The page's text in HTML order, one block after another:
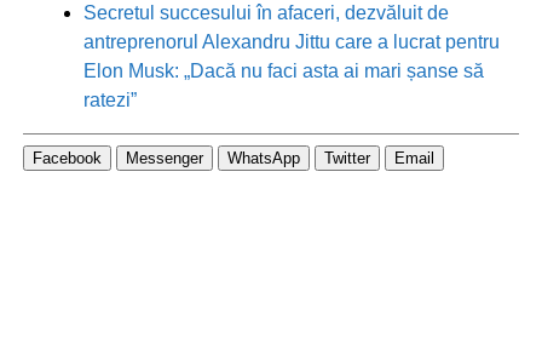
Secretul succesului în afaceri, dezvăluit de
antreprenorul Alexandru Jittu care a lucrat pentru
Elon Musk: „Dacă nu faci asta ai mari șanse să
ratezi”
Facebook Messenger WhatsApp Twitter Email